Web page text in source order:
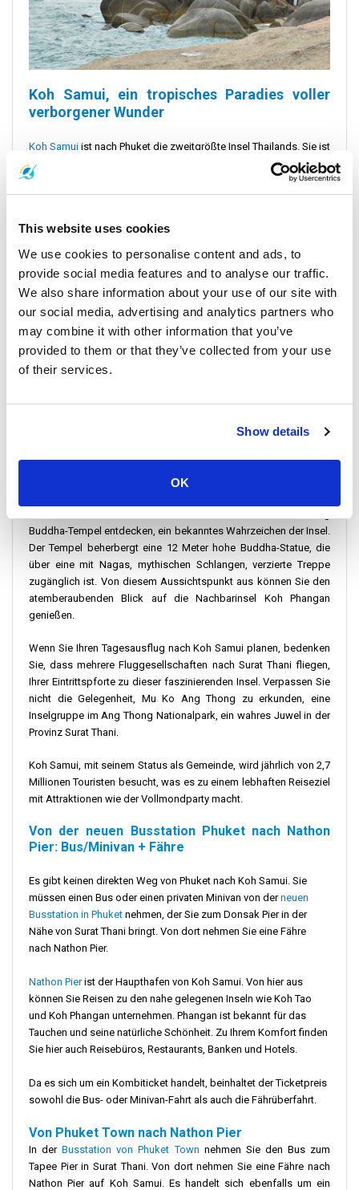
This website uses cookies
We use cookies to personalise content and ads, to
provide social media features and to analyse our traffic.
We also share information about your use of our site with
our social media, advertising and analytics partners who
may combine it with other information that you’ve
provided to them or that they’ve collected from your use
of their services.
Show details
OK
Koh Samui, ein tropisches Paradies voller
verborgener Wunder
Koh Samui ist nach Phuket die zweitgrößte Insel Thailands. Sie ist
das perfekte Ziel für einen Tagesausflug vom Lamai Beach.
Diese bezaubernde Insel ist bekannt für ihre wunderschönen
Strände, Kokospalmenhaine und den üppigen Bergregenwald.
Die Insel lädt Sie ein, Ihr Strandtuch auszubreiten und ihre Wunder
im Wind wiegenden Kokospalme schlafend wieder!
Es wird gesagt, dass der Name "Samui" vom malaiischen Wort
"Saboey" stammt, was "sicherer Hafen" bedeutet. Diese Insel
bietet zahlreiche Möglichkeiten zur Erkundung und Abenteuer.
Motorräder können gemietet werden, das Straßensystem ist gut
ausgebaut, und es gibt viele Taxis, die Sie auf Ihrer Reise
"Geheimen Buddha-Garten", der hoch in den Hügeln liegt. Dieser
Buddha-Tempel entdecken, ein bekanntes Wahrzeichen der Insel.
Der Tempel beherbergt eine 12 Meter hohe Buddha-Statue, die
über eine mit Nagas, mythischen Schlangen, verzierte Treppe
zugänglich ist. Von diesem Aussichtspunkt aus können Sie den
atemberaubenden Blick auf die Nachbarinsel Koh Phangan
genießen.
Wenn Sie Ihren Tagesausflug nach Koh Samui planen, bedenken
Sie, dass mehrere Fluggesellschaften nach Surat Thani fliegen,
Ihrer Eintrittspforte zu dieser faszinierenden Insel. Verpassen Sie
nicht die Gelegenheit, Mu Ko Ang Thong zu erkunden, eine
Inselgruppe im Ang Thong Nationalpark, ein wahres Juwel in der
Provinz Surat Thani.
Koh Samui, mit seinem Status als Gemeinde, wird jährlich von 2,7
Millionen Touristen besucht, was es zu einem lebhaften Reiseziel
mit Attraktionen wie der Vollmondparty macht.
Von der neuen Busstation Phuket nach Nathon
Pier: Bus/Minivan + Fähre
Es gibt keinen direkten Weg von Phuket nach Koh Samui. Sie
müssen einen Bus oder einen privaten Minivan von derneuen
Busstation in Phuket nehmen, der Sie zum Donsak Pier in der
Nähe von Surat Thani bringt. Von dort nehmen Sie eine Fähre
nach Nathon Pier.
Nathon Pierist der Haupthafen von Koh Samui. Von hier aus
können Sie Reisen zu den nahe gelegenen Inseln wie Koh Tao
und Koh Phangan unternehmen. Phangan ist bekannt für das
Tauchen und seine natürliche Schönheit. Zu Ihrem Komfort finden
Sie hier auch Reisebüros, Restaurants, Banken und Hotels.
Da es sich um ein Kombiticket handelt, beinhaltet der Ticketpreis
sowohl die Bus- oder Minivan-Fahrt als auch die Fährüberfahrt.
Von Phuket Town nach Nathon Pier
In derBusstation von Phuket Town nehmen Sie den Bus zum
Tapee Pier in Surat Thani. Von dort nehmen Sie eine Fähre nach
Nathon Pier auf Koh Samui. Es handelt sich ebenfalls um ein